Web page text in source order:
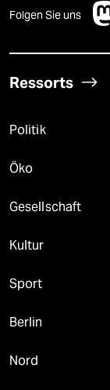
Folgen Sie uns
Ressorts
Politik
Öko
Gesellschaft
Kultur
Sport
Berlin
Nord